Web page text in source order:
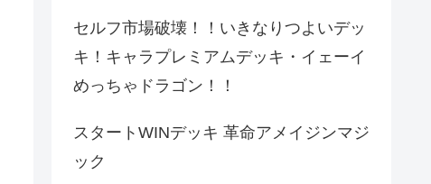
セルフ市場破壊！！いきなりつよいデッ
キ！キャラプレミアムデッキ・イェーイ
めっちゃドラゴン！！
スタートWINデッキ 革命アメイジンマジ
ック